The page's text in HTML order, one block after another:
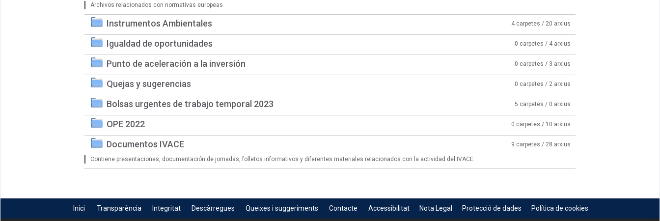
Archivos relacionados con normativas europeas
Instrumentos Ambientales 4 carpetes / 20 arxius
Igualdad de oportunidades 0 carpetes / 4 arxius
Punto de aceleración a la inversión 0 carpetes / 3 arxius
Quejas y sugerencias 0 carpetes / 2 arxius
Bolsas urgentes de trabajo temporal 2023 5 carpetes / 0 arxius
OPE 2022 0 carpetes / 10 arxius
Documentos IVACE 9 carpetes / 28 arxius
Contiene presentaciones, documentación de jornadas, folletos informativos y diferentes materiales relacionados con la actividad del IVACE.
Inici Transparència Integritat Descàrregues Queixes i suggeriments Contacte Accessibilitat Nota Legal Protecció de dades Política de cookies